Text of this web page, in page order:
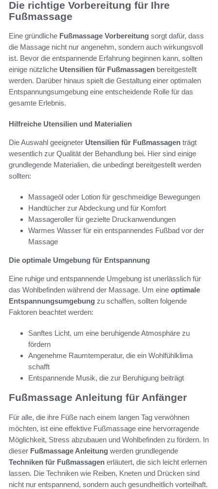
Die richtige Vorbereitung für Ihre
Fußmassage
Eine gründliche Fußmassage Vorbereitung sorgt dafür, dass
die Massage nicht nur angenehm, sondern auch wirkungsvoll
ist. Bevor die entspannende Erfahrung beginnen kann, sollten
einige nützliche Utensilien für Fußmassagen bereitgestellt
werden. Darüber hinaus spielt die Gestaltung einer optimalen
Entspannungsumgebung eine entscheidende Rolle für das
gesamte Erlebnis.
Hilfreiche Utensilien und Materialien
Die Auswahl geeigneter Utensilien für Fußmassagen trägt
wesentlich zur Qualität der Behandlung bei. Hier sind einige
grundlegende Materialien, die unbedingt bereitgestellt werden
sollten:
Massageöl oder Lotion für geschmeidige Bewegungen
Handtücher zur Abdeckung und für Komfort
Massageroller für gezielte Druckanwendungen
Warmes Wasser für ein entspannendes Fußbad vor der
Massage
Die optimale Umgebung für Entspannung
Eine ruhige und entspannende Umgebung ist unerlässlich für
das Wohlbefinden während der Massage. Um eine optimale
Entspannungsumgebung zu schaffen, sollten folgende
Faktoren beachtet werden:
Sanftes Licht, um eine beruhigende Atmosphäre zu
fördern
Angenehme Raumtemperatur, die ein Wohlfühlklima
schafft
Entspannende Musik, die zur Beruhigung beiträgt
Fußmassage Anleitung für Anfänger
Für alle, die ihre Füße nach einem langen Tag verwöhnen
möchten, ist eine effektive Fußmassage eine hervorragende
Möglichkeit, Stress abzubauen und Wohlbefinden zu fördern. In
dieser Fußmassage Anleitung werden grundlegende
Techniken für Fußmassagen erläutert, die sich leicht erlernen
lassen. Die Techniken wie Reiben, Kneten und Drücken sind
nicht nur entspannend, sondern auch gesundheitlich vorteilhaft.